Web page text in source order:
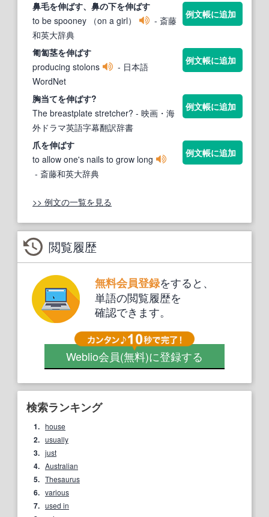
鼻毛を伸ばす、鼻の下を伸ばす
to be spooney （on a girl）
- 斎藤
和英大辞典
例文帳に追加
匍匐茎を伸ばす
producing stolons
- 日本語
WordNet
例文帳に追加
胸当てを伸ばす?
The breastplate stretcher? - 映画・海
外ドラマ英語字幕翻訳辞書
例文帳に追加
爪を伸ばす
to allow one's nails to grow long
- 斎藤和英大辞典
例文帳に追加
>> 例文の一覧を見る
閲覧履歴
無料会員登録をすると、
単語の閲覧履歴を
確認できます。
Weblio会員(無料)に登録する
検索ランキング
1. house
2. usually
3. just
4. Australian
5. Thesaurus
6. various
7. used in